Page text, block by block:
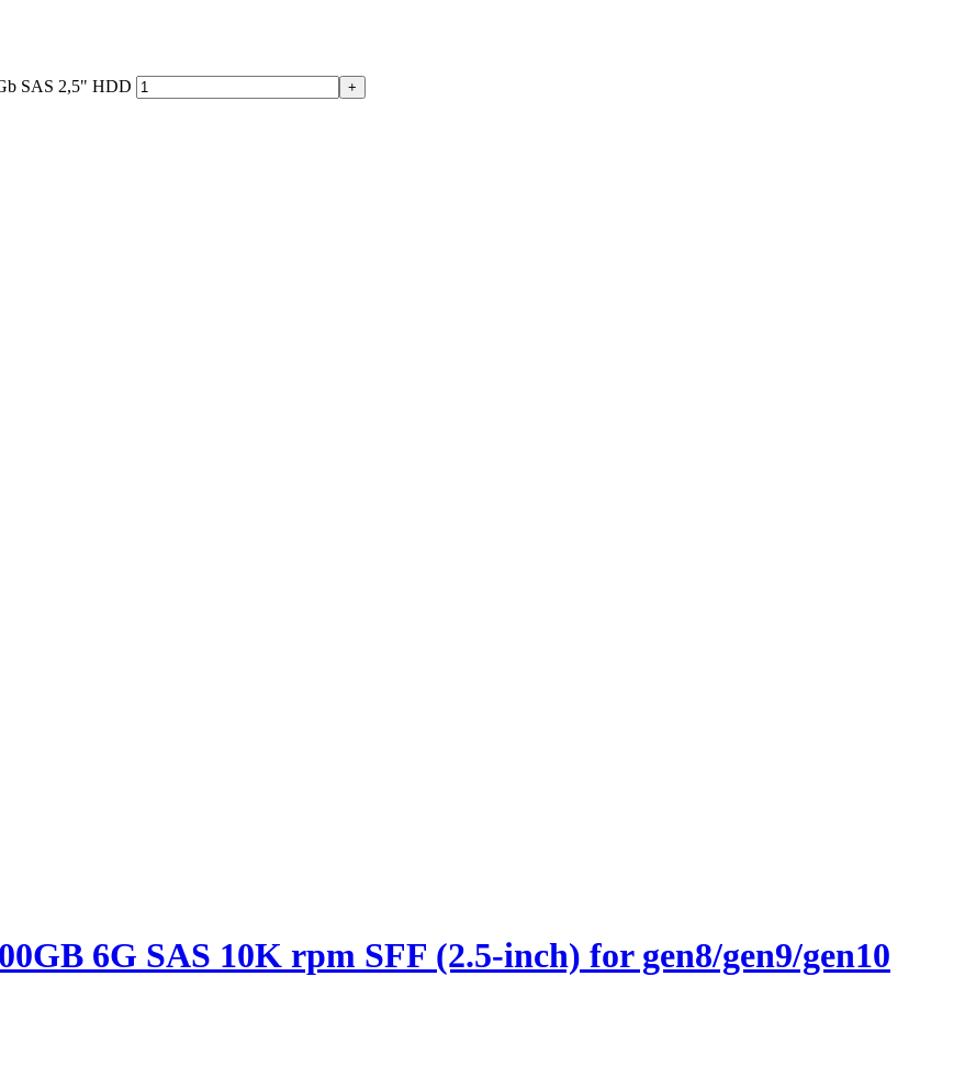
SAS 2,5" HDD
6G SAS 10K rpm SFF (2.5-inch) for gen8/gen9/gen10